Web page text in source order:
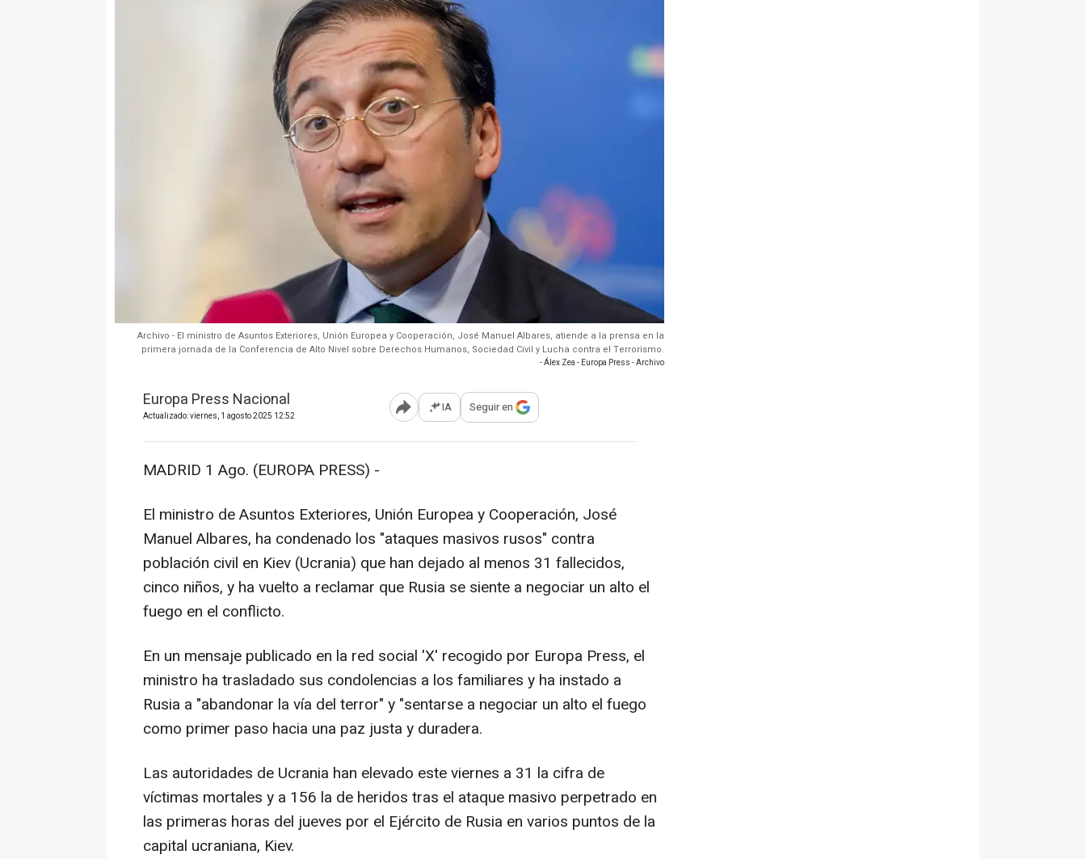
Archivo - El ministro de Asuntos Exteriores, Unión Europea y Cooperación, José Manuel Albares, atiende a la prensa en la
primera jornada de la Conferencia de Alto Nivel sobre Derechos Humanos, Sociedad Civil y Lucha contra el Terrorismo.
- Álex Zea - Europa Press - Archivo
Europa Press Nacional
Actualizado: viernes, 1 agosto 2025 12:52 Abrir opciones para compartir
IA Seguir en
MADRID 1 Ago. (EUROPA PRESS) -
El ministro de Asuntos Exteriores, Unión Europea y Cooperación, José
Manuel Albares, ha condenado los "ataques masivos rusos" contra
población civil en Kiev (Ucrania) que han dejado al menos 31 fallecidos,
cinco niños, y ha vuelto a reclamar que Rusia se siente a negociar un alto el
fuego en el conflicto.
En un mensaje publicado en la red social 'X' recogido por Europa Press, el
ministro ha trasladado sus condolencias a los familiares y ha instado a
Rusia a "abandonar la vía del terror" y "sentarse a negociar un alto el fuego
como primer paso hacia una paz justa y duradera.
Las autoridades de Ucrania han elevado este viernes a 31 la cifra de
víctimas mortales y a 156 la de heridos tras el ataque masivo perpetrado en
las primeras horas del jueves por el Ejército de Rusia en varios puntos de la
capital ucraniana, Kiev.